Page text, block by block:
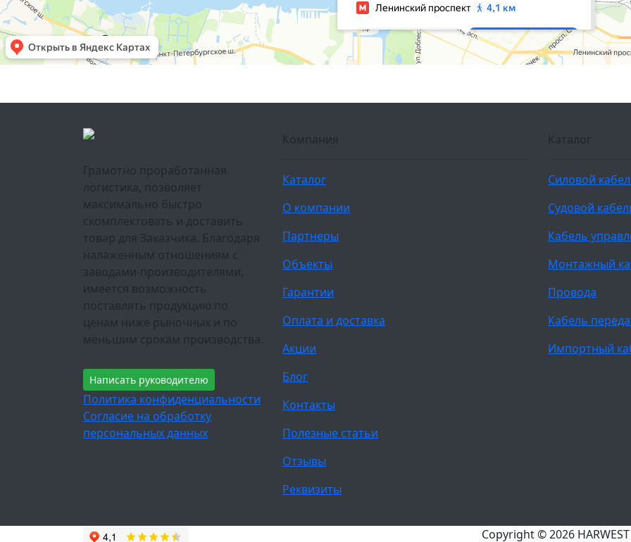
Грамотно проработанная
логистика, позволяет
максимально быстро
скомплектовать и доставить
товар для Заказчика. Благодаря
налаженным отношениям с
заводами-производителями,
имеется возможность
поставлять продукцию по
ценам ниже рыночных и по
меньшим срокам производства.
Написать руководителю
Политика конфиденциальности
Согласие на обработку
персональных данных
Компания
Каталог
О компании
Партнеры
Объекты
Гарантии
Оплата и доставка
Акции
Блог
Контакты
Полезные статьи
Отзывы
Реквизиты
Каталог
Силовой
Судовой
Кабель
Монтажный
Провода
Кабель
Импортный
Copyright © 2026